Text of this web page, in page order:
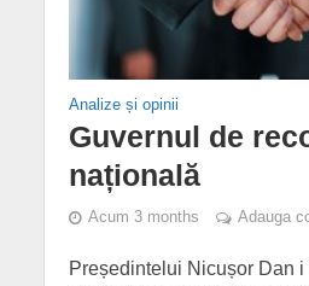
Analize și opinii
Guvernul de
națională
Acum 3 months Adauga
Președintelui Nicușor Dan i